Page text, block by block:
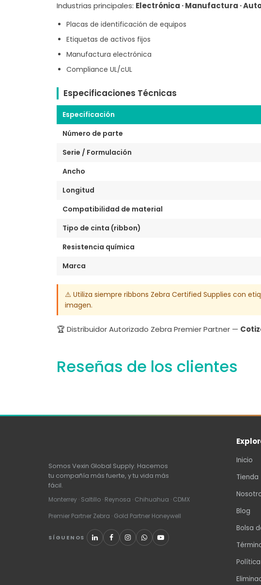
Industrias principales: Electrónica · Manufactura ·
Placas de identificación de equipos
Etiquetas de activos fijos
Manufactura electrónica
Compliance UL/cUL
Especificaciones Técnicas
Especificación
Número de parte
Serie / Formulación
Ancho
Longitud
Compatibilidad de material
Tipo de cinta (ribbon)
Resistencia química
Marca
⚠️ Utiliza siempre ribbons Zebra Certified Supplies con
imagen.
🏆 Distribuidor Autorizado Zebra Premier Partner —
Reseñas de los clientes
Somos Vexin Global Supply. Hacemos
tu compañía más fuerte, y tu vida más
fácil.
Monterrey · Saltillo · Reynosa · Chihuahua · CDMX
Premier Partner Zebra · Gold Partner Honeywell
SÍGUENOS
Inicio
Tienda
Blog
Bolsa